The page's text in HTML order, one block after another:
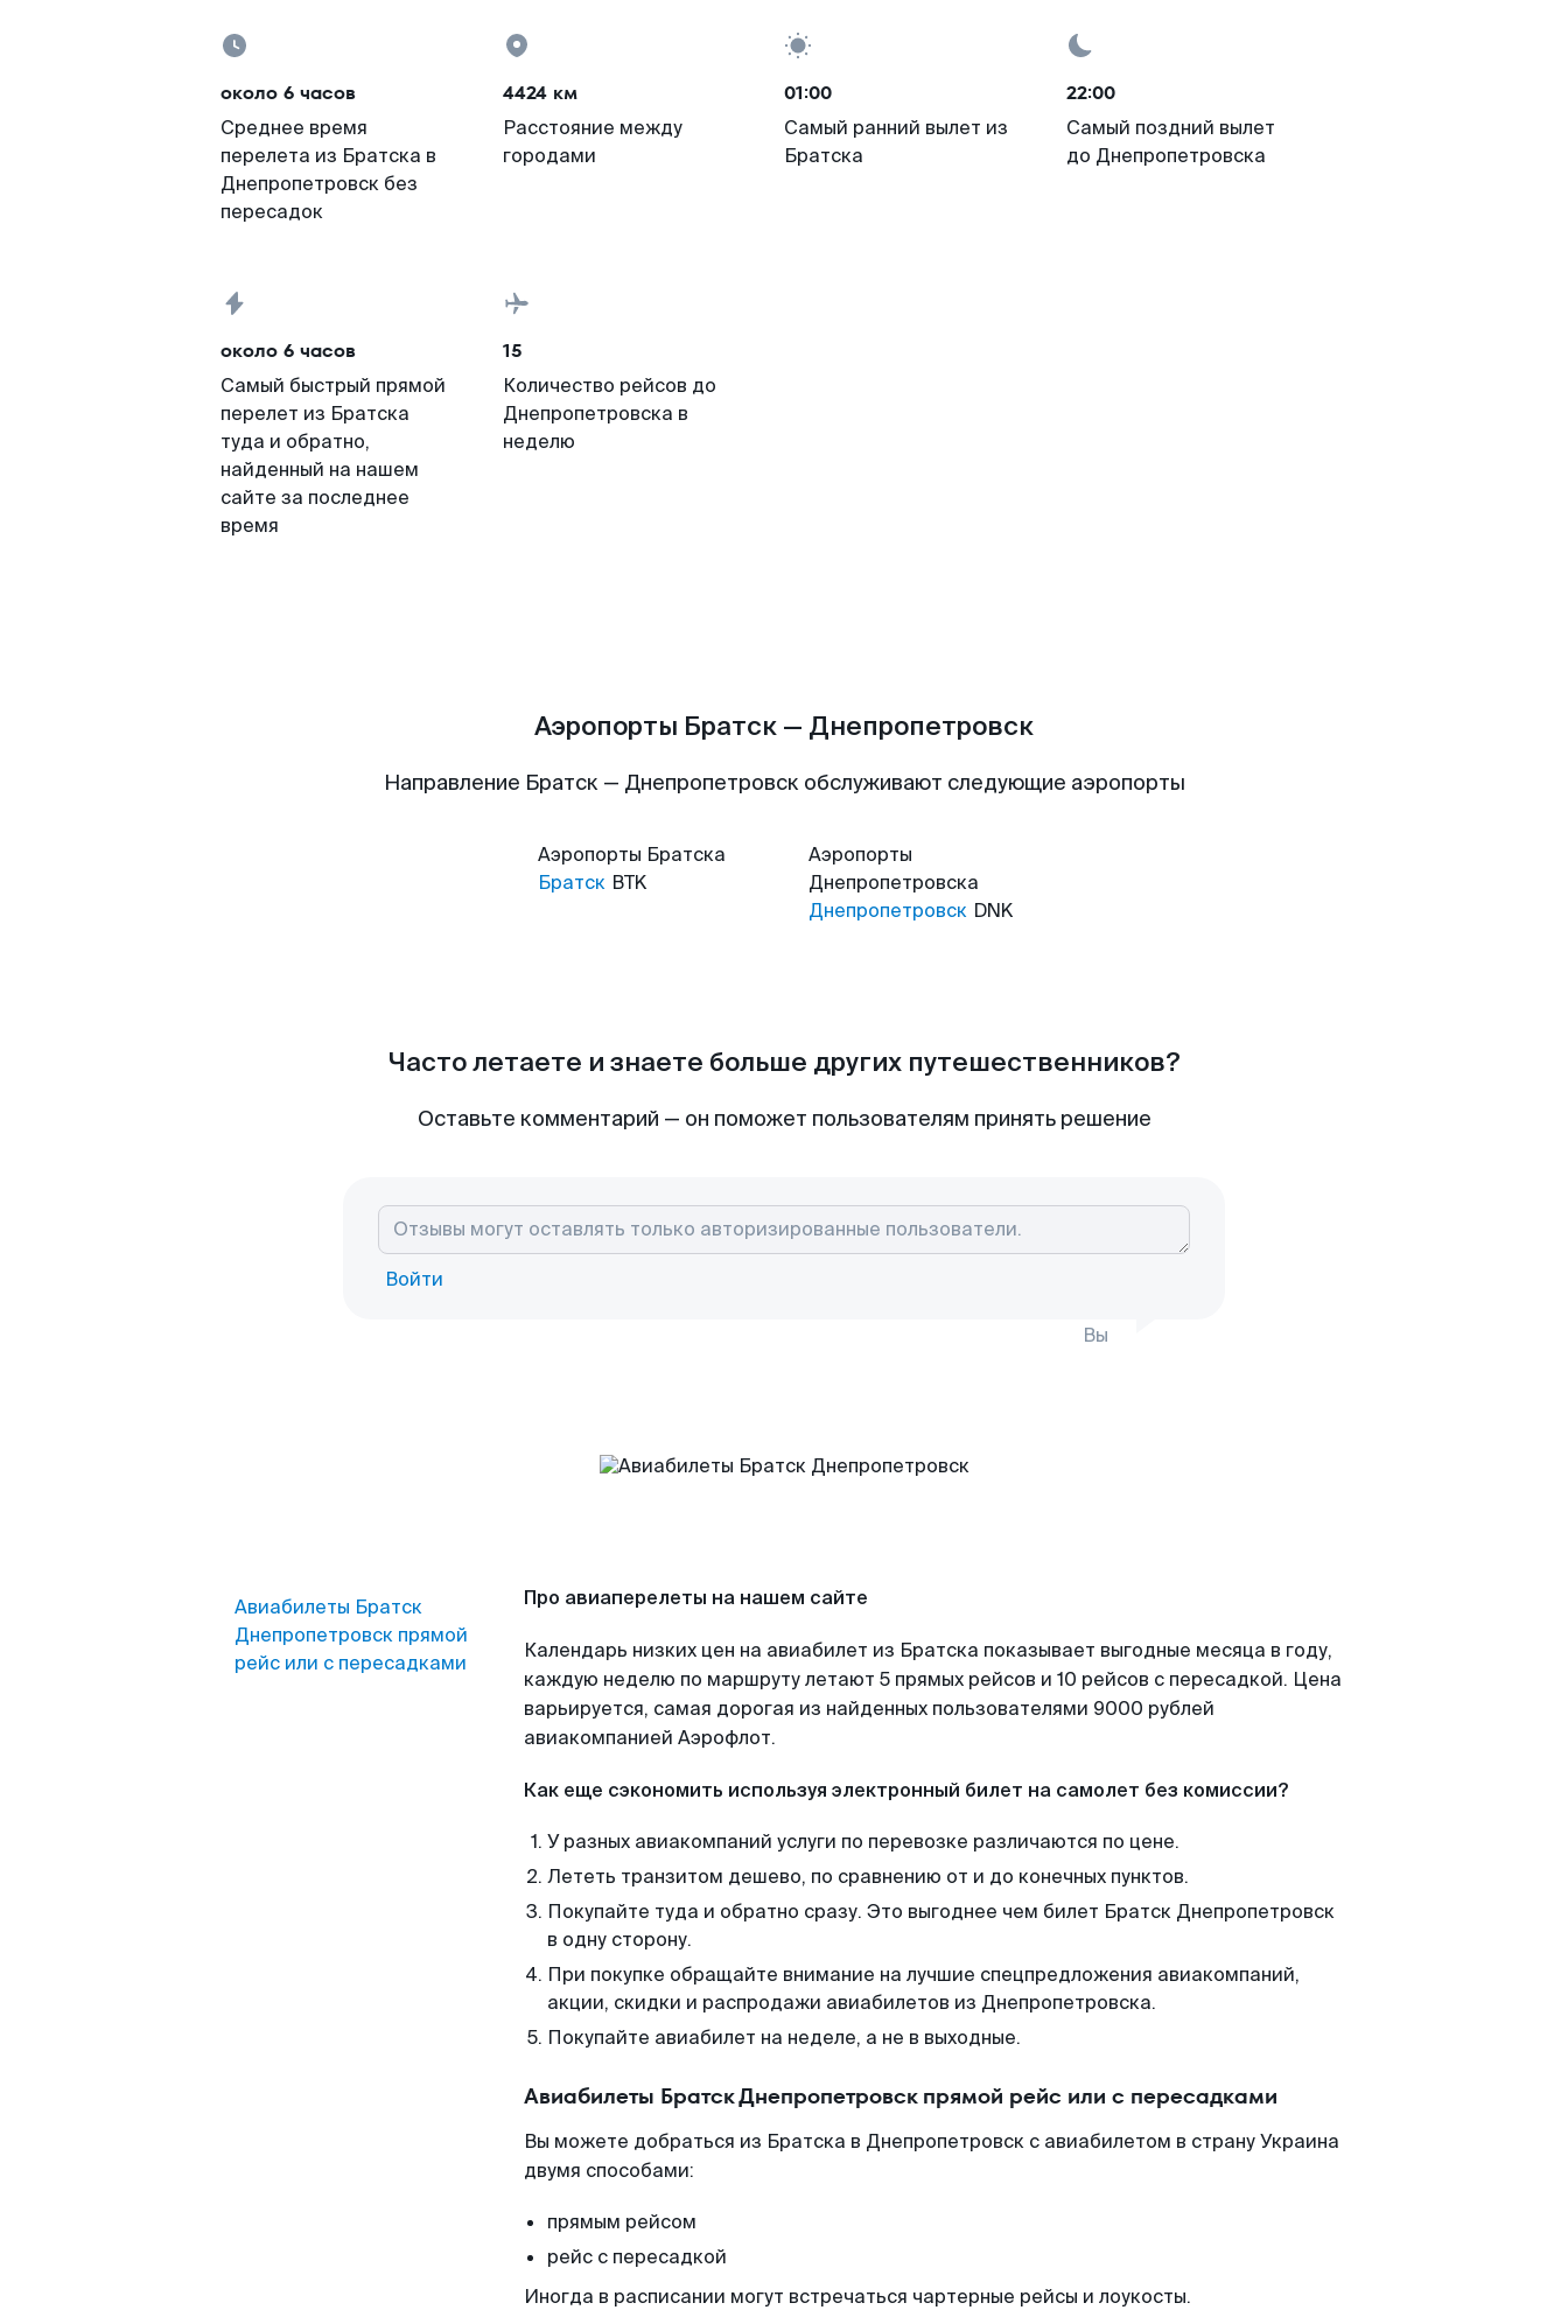
около 6 часов
Среднее время
перелета из Братска в
Днепропетровск без
пересадок
4424 км
Расстояние между
городами
01:00
Самый ранний вылет из
Братска
22:00
Самый поздний вылет
до Днепропетровска
около 6 часов
Самый быстрый прямой
перелет из Братска
туда и обратно,
найденный на нашем
сайте за последнее
время
15
Количество рейсов до
Днепропетровска в
неделю
Аэропорты Братск — Днепропетровск
Направление Братск — Днепропетровск обслуживают следующие аэропорты
Аэропорты Братска
Братск BTK
Аэропорты
Днепропетровска
Днепропетровск DNK
Часто летаете и знаете больше других путешественников?
Оставьте комментарий — он поможет пользователям принять решение
Войти
Вы
Авиабилеты Братск
Днепропетровск прямой
рейс или с пересадками
Про авиаперелеты на нашем сайте
Календарь низких цен на авиабилет из Братска показывает выгодные месяца в году,
каждую неделю по маршруту летают 5 прямых рейсов и 10 рейсов с пересадкой. Цена
варьируется, самая дорогая из найденных пользователями 9000 рублей
авиакомпанией Аэрофлот.
Как еще сэкономить используя электронный билет на самолет без комиссии?
У разных авиакомпаний услуги по перевозке различаются по цене.
Лететь транзитом дешево, по сравнению от и до конечных пунктов.
Покупайте туда и обратно сразу. Это выгоднее чем билет Братск Днепропетровск
в одну сторону.
При покупке обращайте внимание на лучшие спецпредложения авиакомпаний,
акции, скидки и распродажи авиабилетов из Днепропетровска.
Покупайте авиабилет на неделе, а не в выходные.
Авиабилеты Братск Днепропетровск прямой рейс или с пересадками
Вы можете добраться из Братска в Днепропетровск с авиабилетом в страну Украина
двумя способами:
прямым рейсом
рейс с пересадкой
Иногда в расписании могут встречаться чартерные рейсы и лоукосты.